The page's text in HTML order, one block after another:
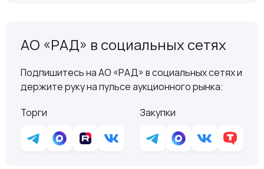
АО «РАД» в социальных сетях
Подпишитесь на АО «РАД» в социальных сетях и
держите руку на пульсе аукционного рынка:
Торги
Закупки